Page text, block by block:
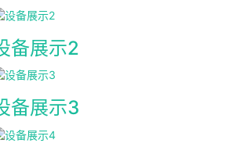
备展示2
备展示3